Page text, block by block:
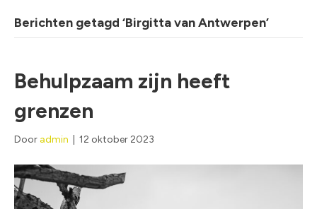
Berichten getagd ‘Birgitta van Antwerpen’
Behulpzaam zijn heeft
grenzen
Door admin 12 oktober 2023